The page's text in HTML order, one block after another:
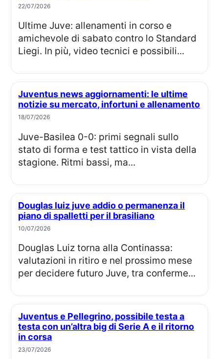
22/07/2026
Ultime Juve: allenamenti in corso e
amichevole di sabato contro lo Standard
Liegi. In più, video tecnici e possibili...
Juventus news aggiornamenti: le ultime
notizie su mercato, infortuni e allenamento
18/07/2026
Juve-Basilea 0-0: primi segnali sullo
stato di forma e test tattico in vista della
stagione. Ritmi bassi, ma...
Douglas luiz juve addio o permanenza il
piano di spalletti per il brasiliano
10/07/2026
Douglas Luiz torna alla Continassa:
valutazioni in ritiro e nel prossimo mese
per decidere futuro Juve, tra conferme...
Juventus e Pellegrino, possibile testa a
testa con un’altra big di Serie A e il ritorno
in corsa
23/07/2026